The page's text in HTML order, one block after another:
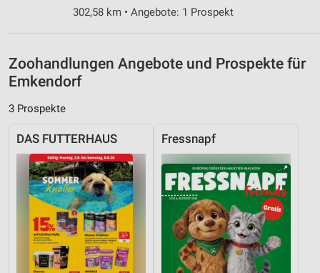
302,58 km • Angebote: 1 Prospekt
Zoohandlungen Angebote und Prospekte für
Emkendorf
3 Prospekte
DAS FUTTERHAUS Fressnapf
Verwendung genauer Standortdaten
Geräte anhand von aktiv angeforderten
Notwendig
Performance
Funktional
Werbung